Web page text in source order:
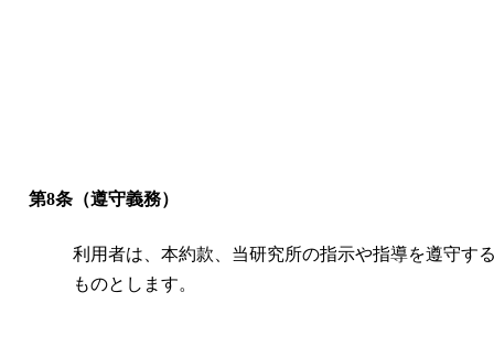
第8条（遵守義務）
利用者は、本約款、当研究所の指示や指導を遵守す
ものとします。